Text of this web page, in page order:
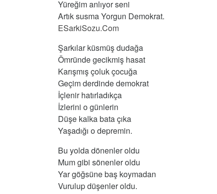
Yüreğim anlıyor seni
Artık susma Yorgun Demokrat.
ESarkiSozu.Com
Şarkılar küsmüş dudağa
Ömründe gecikmiş hasat
Karışmış çoluk çocuğa
Geçim derdinde demokrat
İçlenir hatırladıkça
İzlerini o günlerin
Düşe kalka bata çıka
Yaşadığı o depremin.
Bu yolda dönenler oldu
Mum gibi sönenler oldu
Yar göğsüne baş koymadan
Vurulup düşenler oldu.